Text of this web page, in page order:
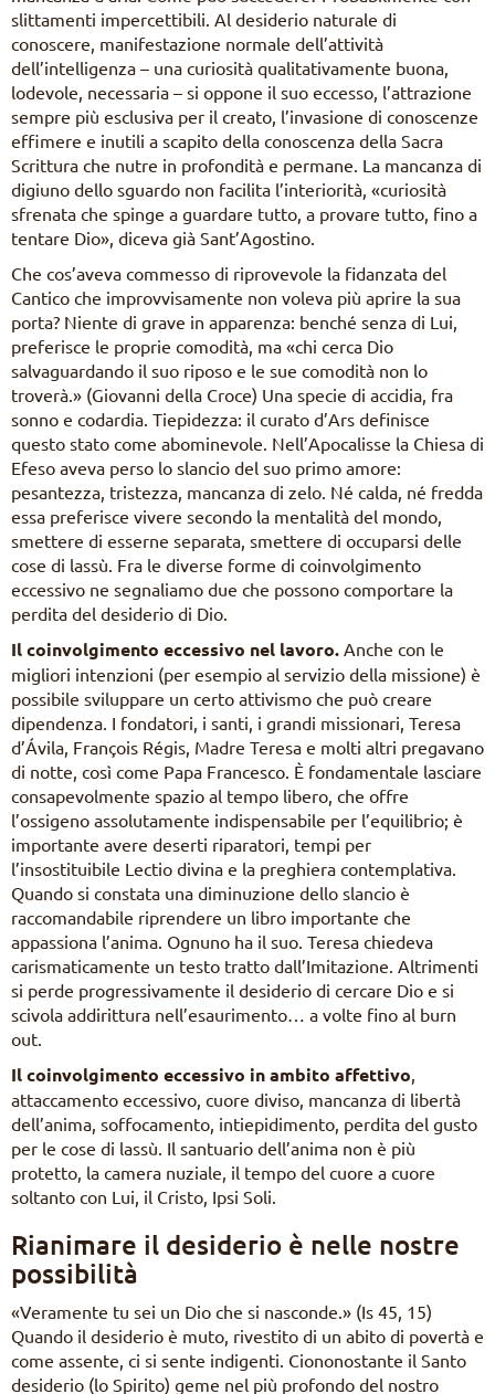
slittamenti impercettibili. Al desiderio naturale di
conoscere, manifestazione normale dell’attività
dell’intelligenza – una curiosità qualitativamente buona,
lodevole, necessaria – si oppone il suo eccesso, l’attrazione
sempre più esclusiva per il creato, l’invasione di conoscenze
effimere e inutili a scapito della conoscenza della Sacra
Scrittura che nutre in profondità e permane. La mancanza di
digiuno dello sguardo non facilita l’interiorità, «curiosità
sfrenata che spinge a guardare tutto, a provare tutto, fino a
tentare Dio», diceva già Sant’Agostino.
Che cos’aveva commesso di riprovevole la fidanzata del
Cantico che improvvisamente non voleva più aprire la sua
porta? Niente di grave in apparenza: benché senza di Lui,
preferisce le proprie comodità, ma «chi cerca Dio
salvaguardando il suo riposo e le sue comodità non lo
troverà.» (Giovanni della Croce) Una specie di accidia, fra
sonno e codardia. Tiepidezza: il curato d’Ars definisce
questo stato come abominevole. Nell’Apocalisse la Chiesa di
Efeso aveva perso lo slancio del suo primo amore:
pesantezza, tristezza, mancanza di zelo. Né calda, né fredda
essa preferisce vivere secondo la mentalità del mondo,
smettere di esserne separata, smettere di occuparsi delle
cose di lassù. Fra le diverse forme di coinvolgimento
eccessivo ne segnaliamo due che possono comportare la
perdita del desiderio di Dio.
Il coinvolgimento eccessivo nel lavoro. Anche con le
migliori intenzioni (per esempio al servizio della missione) è
possibile sviluppare un certo attivismo che può creare
dipendenza. I fondatori, i santi, i grandi missionari, Teresa
d’Ávila, François Régis, Madre Teresa e molti altri pregavano
di notte, così come Papa Francesco. È fondamentale lasciare
consapevolmente spazio al tempo libero, che offre
l’ossigeno assolutamente indispensabile per l’equilibrio; è
importante avere deserti riparatori, tempi per
l’insostituibile Lectio divina e la preghiera contemplativa.
Quando si constata una diminuzione dello slancio è
raccomandabile riprendere un libro importante che
appassiona l’anima. Ognuno ha il suo. Teresa chiedeva
carismaticamente un testo tratto dall’Imitazione. Altrimenti
si perde progressivamente il desiderio di cercare Dio e si
scivola addirittura nell’esaurimento… a volte fino al burn
out.
Il coinvolgimento eccessivo in ambito affettivo
attaccamento eccessivo, cuore diviso, mancanza di libertà
dell’anima, soffocamento, intiepidimento, perdita del gusto
per le cose di lassù. Il santuario dell’anima non è più
protetto, la camera nuziale, il tempo del cuore a cuore
soltanto con Lui, il Cristo, Ipsi Soli.
Rianimare il desiderio è nelle nostre
possibilità
«Veramente tu sei un Dio che si nasconde.» (Is 45, 15)
Quando il desiderio è muto, rivestito di un abito di povertà e
come assente, ci si sente indigenti. Ciononostante il Santo
desiderio (lo Spirito) geme nel più profondo del nostro